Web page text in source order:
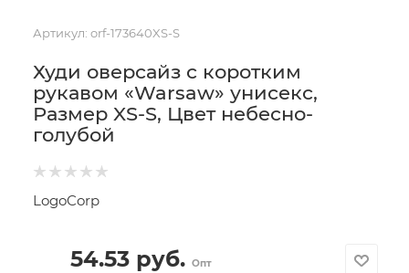
Артикул: orf-173640XS-S
Худи оверсайз с коротким
рукавом «Warsaw» унисекс,
Размер XS-S, Цвет небесно-
голубой
LogoCorp
54.53руб. Опт